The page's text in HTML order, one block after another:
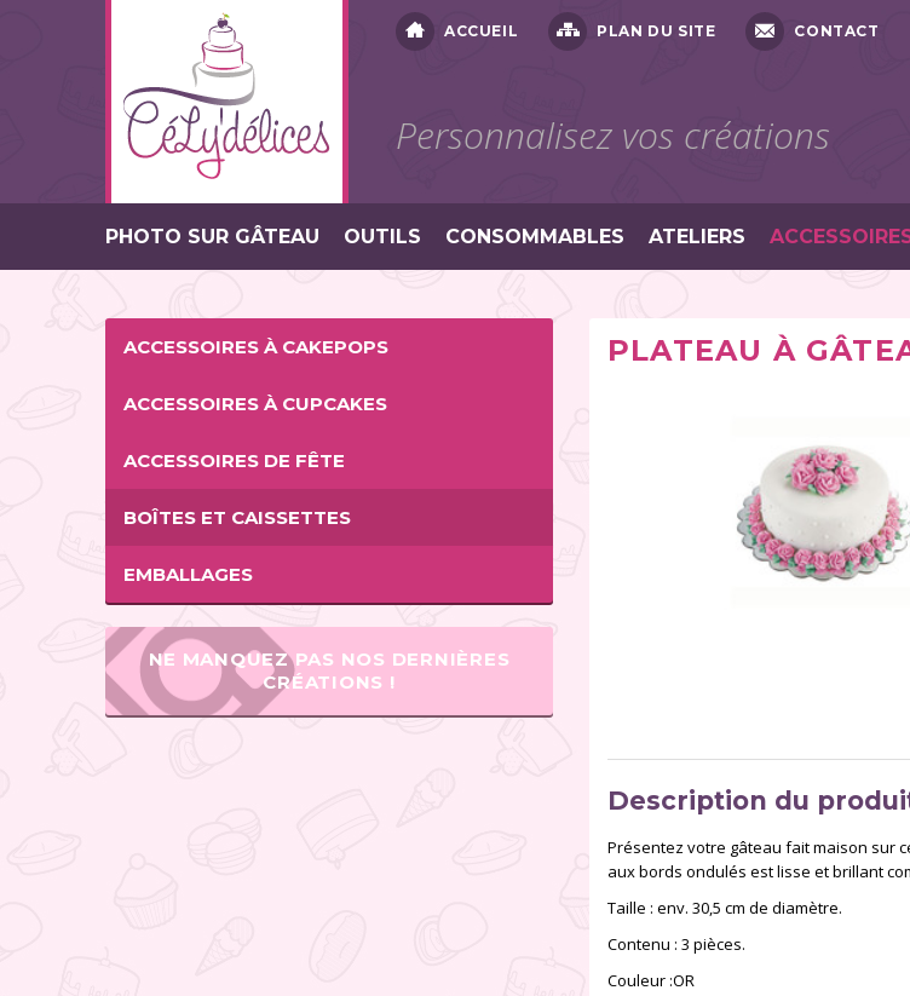
ACCUEIL PLAN DU SITE CONTACT
Personnalisez vos créations
PHOTO SUR GÂTEAU OUTILS CONSOMMABLES ATELIERS
ACCESSOIRES À CAKEPOPS
ACCESSOIRES À CUPCAKES
ACCESSOIRES DE FÊTE
BOÎTES ET CAISSETTES
EMBALLAGES
NE MANQUEZ PAS NOS DERNIÈRES
CRÉATIONS !
PLATEAU À
Description du
Présentez votre gâteau fait maison sur
aux bords ondulés est lisse et brillant
Taille : env. 30,5 cm de diamètre.
Contenu : 3 pièces.
Couleur :OR